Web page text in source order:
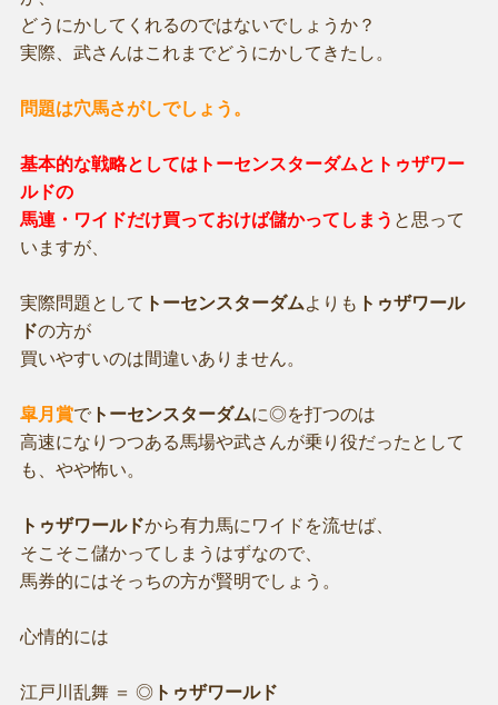
どうにかしてくれるのではないでしょうか？
実際、武さんはこれまでどうにかしてきたし。
問題は穴馬さがしでしょう。
基本的な戦略としてはトーセンスターダムとトゥザワー
ルドの
馬連・ワイドだけ買っておけば儲かってしまう と思って
いますが、
実際問題として トーセンスターダムよりも トゥザワール
ドの方が
買いやすいのは間違いありません。
皐月賞でトーセンスターダムに◎を打つのは
高速になりつつある馬場や武さんが乗り役だったとして
も、やや怖い。
トゥザワールドから有力馬にワイドを流せば、
そこそこ儲かってしまうはずなので、
馬券的にはそっちの方が賢明でしょう。
心情的には
江戸川乱舞 ＝ ◎トゥザワールド